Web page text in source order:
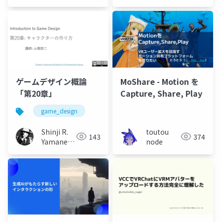
ゲームデザイン概論
「第20章」
game_design
Shinji R.
Yamane
143
MoShare - Motion を
Capture, Share, Play
toutou
node
374